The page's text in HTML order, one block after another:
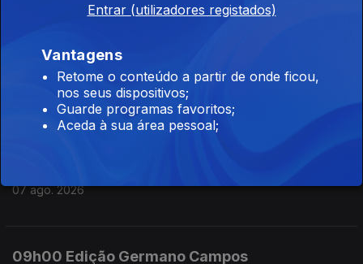
11h00 Edição Susana Lemos
07 ago. 2026
07 ago. 2026
09h00 Edição Germano Campos
Entrar (utilizadores registados)
Vantagens
Retome o conteúdo a partir de onde ficou,
nos seus dispositivos;
Guarde programas favoritos;
Aceda à sua área pessoal;